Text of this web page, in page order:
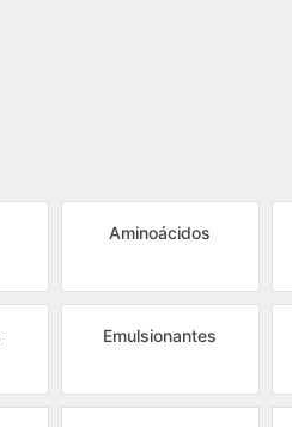
Aminoácidos
Emulsionantes